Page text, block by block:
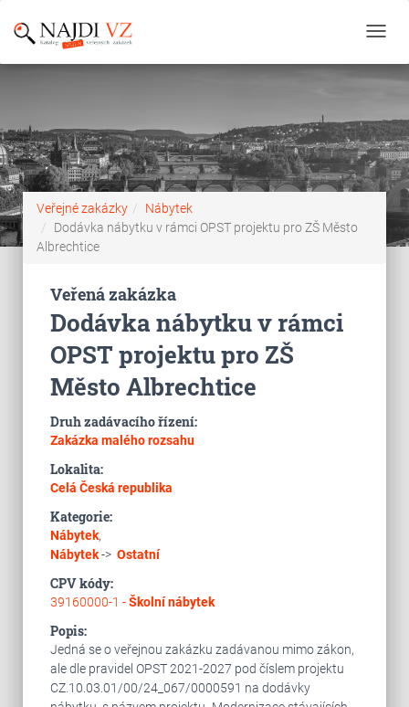
Veřejné zakázky
Nábytek
Dodávka nábytku v rámci OPST projektu pro ZŠ Město
Albrechtice
Veřená zakázka
Dodávka nábytku v rámci
OPST projektu pro ZŠ
Město Albrechtice
Druh zadávacího řízení:
Zakázka malého rozsahu
Lokalita:
Celá Česká republika
Kategorie:
Nábytek,
Nábytek-> Ostatní
CPV kódy:
39160000-1 -Školní nábytek
Popis:
Jedná se o veřejnou zakázku zadávanou mimo zákon,
ale dle pravidel OPST 2021-2027 pod číslem projektu
CZ.10.03.01/00/24_067/0000591 na dodávky